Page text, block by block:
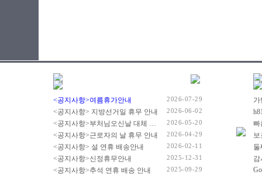
<공지사항>여름휴가안내 2026-07-29
<공지사항> 지방선거일 휴무 안내 2026-06-02
<공지사항>부처님오신날 대체 휴무 안내 2026-05-20
<공지사항>근로자의 날 휴무 안내 2026-04-29
<공지사항> 설 연휴 배송안내 2026-02-11
<공지사항>신정휴무안내 2025-12-31
<공지사항>추석 연휴 배송 안내 2025-09-29
빠
감